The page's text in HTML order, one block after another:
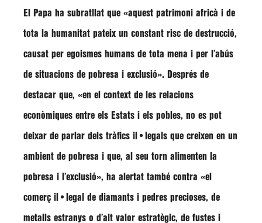
El Papa ha subratllat que «aquest patrimoni africà i de
tota la humanitat pateix un constant risc de destrucció,
causat per egoismes humans de tota mena i per l’abús
de situacions de pobresa i exclusió». Després de
destacar que, «en el context de les relacions
econòmiques entre els Estats i els pobles, no es pot
deixar de parlar dels tràfics il•legals que creixen en un
ambient de pobresa i que, al seu torn alimenten la
pobresa i l’exclusió», ha alertat també contra «el
comerç il•legal de diamants i pedres precioses, de
metalls estranys o d’alt valor estratègic, de fustes i